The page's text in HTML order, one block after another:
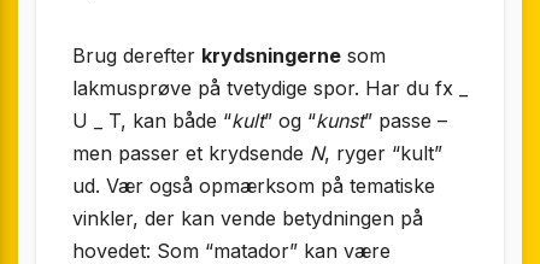
Brug derefter krydsningerne som
lakmusprøve på tvetydige spor. Har du fx _
U _ T, kan både “kult” og “kunst” passe –
men passer et krydsende N, ryger “kult”
ud. Vær også opmærksom på tematiske
vinkler, der kan vende betydningen på
hovedet: Som “matador” kan være